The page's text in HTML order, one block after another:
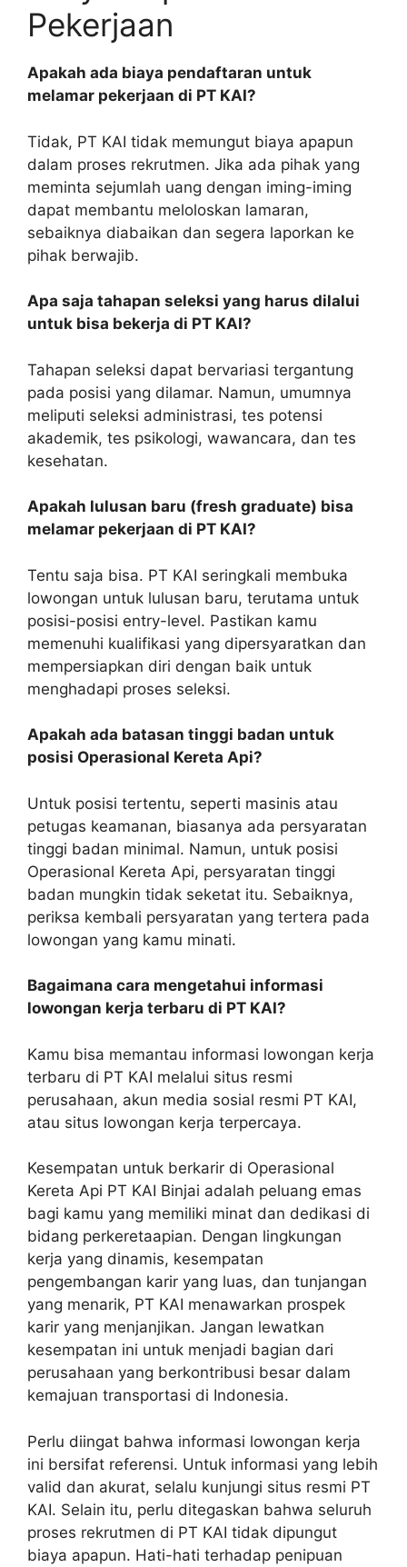
Pekerjaan
Apakah ada biaya pendaftaran untuk
melamar pekerjaan di PT KAI?
Tidak, PT KAI tidak memungut biaya apapun
dalam proses rekrutmen. Jika ada pihak yang
meminta sejumlah uang dengan iming-iming
dapat membantu meloloskan lamaran,
sebaiknya diabaikan dan segera laporkan ke
pihak berwajib.
Apa saja tahapan seleksi yang harus dilalui
untuk bisa bekerja di PT KAI?
Tahapan seleksi dapat bervariasi tergantung
pada posisi yang dilamar. Namun, umumnya
meliputi seleksi administrasi, tes potensi
akademik, tes psikologi, wawancara, dan tes
kesehatan.
Apakah lulusan baru (fresh graduate) bisa
melamar pekerjaan di PT KAI?
Tentu saja bisa. PT KAI seringkali membuka
lowongan untuk lulusan baru, terutama untuk
posisi-posisi entry-level. Pastikan kamu
memenuhi kualifikasi yang dipersyaratkan dan
mempersiapkan diri dengan baik untuk
menghadapi proses seleksi.
Apakah ada batasan tinggi badan untuk
posisi Operasional Kereta Api?
Untuk posisi tertentu, seperti masinis atau
petugas keamanan, biasanya ada persyaratan
tinggi badan minimal. Namun, untuk posisi
Operasional Kereta Api, persyaratan tinggi
badan mungkin tidak seketat itu. Sebaiknya,
periksa kembali persyaratan yang tertera pada
lowongan yang kamu minati.
Bagaimana cara mengetahui informasi
lowongan kerja terbaru di PT KAI?
Kamu bisa memantau informasi lowongan kerja
terbaru di PT KAI melalui situs resmi
perusahaan, akun media sosial resmi PT KAI,
atau situs lowongan kerja terpercaya.
Kesempatan untuk berkarir di Operasional
Kereta Api PT KAI Binjai adalah peluang emas
bagi kamu yang memiliki minat dan dedikasi di
bidang perkeretaapian. Dengan lingkungan
kerja yang dinamis, kesempatan
pengembangan karir yang luas, dan tunjangan
yang menarik, PT KAI menawarkan prospek
karir yang menjanjikan. Jangan lewatkan
kesempatan ini untuk menjadi bagian dari
perusahaan yang berkontribusi besar dalam
kemajuan transportasi di Indonesia.
Perlu diingat bahwa informasi lowongan kerja
ini bersifat referensi. Untuk informasi yang lebih
valid dan akurat, selalu kunjungi situs resmi PT
KAI. Selain itu, perlu ditegaskan bahwa seluruh
proses rekrutmen di PT KAI tidak dipungut
biaya apapun. Hati-hati terhadap penipuan